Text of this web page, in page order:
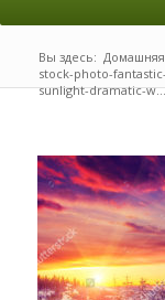
Вы здесь:
stock-photo-
sunlight-dramatic-w...